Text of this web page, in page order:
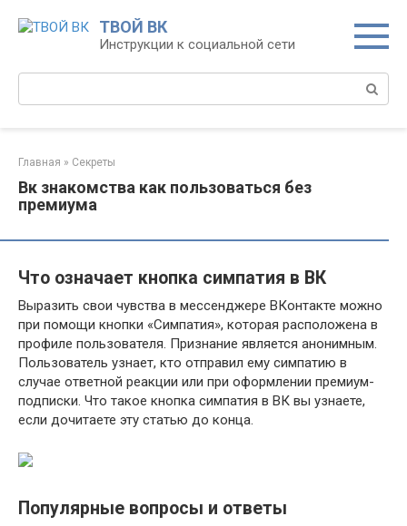
ТВОЙ ВК
Инструкции к социальной сети
Главная » Секреты
Вк знакомства как пользоваться без
премиума
Что означает кнопка симпатия в ВК
Выразить свои чувства в мессенджере ВКонтакте можно
при помощи кнопки «Симпатия», которая расположена в
профиле пользователя. Признание является анонимным.
Пользователь узнает, кто отправил ему симпатию в
случае ответной реакции или при оформлении премиум-
подписки. Что такое кнопка симпатия в ВК вы узнаете,
если дочитаете эту статью до конца.
Популярные вопросы и ответы